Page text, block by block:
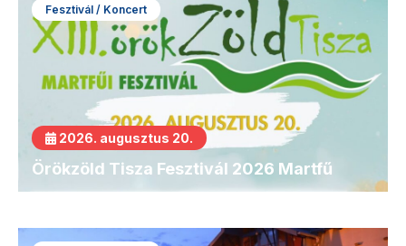
Fesztivál / Koncert
2026. augusztus 20.
Örökzöld Tisza Fesztivál 2026 Martfű